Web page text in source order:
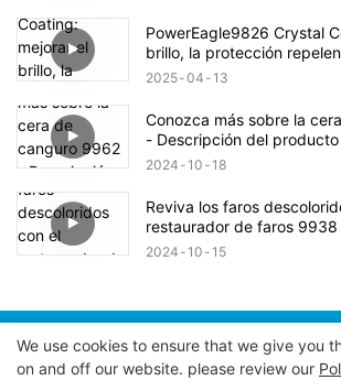
PowerEagle9826 Crystal
brillo, la protección
2025 04 13
Conozca más sobre la
- Descripción del producto
2024 10 18
Reviva los faros
restaurador de faros 9938
2024 10 15
Copyright © 2026 INDUSTRIAS
We use cookies to ensure that we give you
on and off our website. please review our